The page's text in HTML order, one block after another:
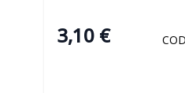
3,10 €